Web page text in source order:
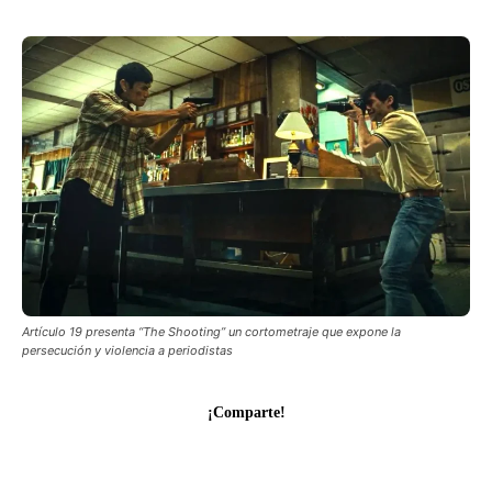
Artículo 19 presenta “The Shooting” un cortometraje que expone la
persecución y violencia a periodistas
¡Comparte!